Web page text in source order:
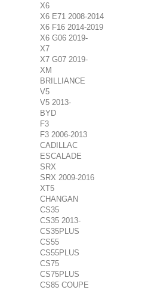
X6
X6 E71 2008-2014
X6 F16 2014-2019
X6 G06 2019-
X7
X7 G07 2019-
XM
BRILLIANCE
V5
V5 2013-
BYD
F3
F3 2006-2013
CADILLAC
ESCALADE
SRX
SRX 2009-2016
XT5
CHANGAN
CS35
CS35 2013-
CS35PLUS
CS55
CS55PLUS
CS75
CS75PLUS
CS85 COUPE